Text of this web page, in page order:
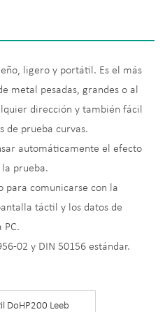
ligero y portátil. Es el más
metal pesadas, grandes o al
dirección y también fácil
de prueba curvas.
automáticamente el efecto
prueba.
para comunicarse con la
táctil y los datos de
PC.
02 y DIN 50156 estándar.
DoHP200 Leeb